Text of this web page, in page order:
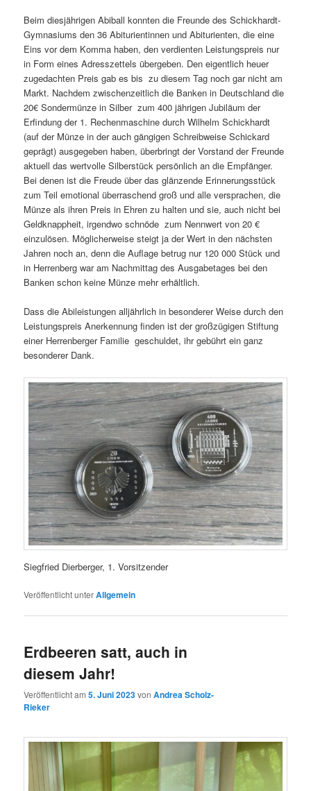
Beim diesjährigen Abiball konnten die Freunde des Schickhardt-
Gymnasiums den 36 Abiturientinnen und Abiturienten, die eine
Eins vor dem Komma haben, den verdienten Leistungspreis nur
in Form eines Adresszettels übergeben. Den eigentlich heuer
zugedachten Preis gab es bis zu diesem Tag noch gar nicht am
Markt. Nachdem zwischenzeitlich die Banken in Deutschland die
20€ Sondermünze in Silber zum 400 jährigen Jubiläum der
Erfindung der 1. Rechenmaschine durch Wilhelm Schickhardt
(auf der Münze in der auch gängigen Schreibweise Schickard
geprägt) ausgegeben haben, überbringt der Vorstand der Freunde
aktuell das wertvolle Silberstück persönlich an die Empfänger.
Bei denen ist die Freude über das glänzende Erinnerungsstück
zum Teil emotional überraschend groß und alle versprachen, die
Münze als ihren Preis in Ehren zu halten und sie, auch nicht bei
Geldknappheit, irgendwo schnöde zum Nennwert von 20 €
einzulösen. Möglicherweise steigt ja der Wert in den nächsten
Jahren noch an, denn die Auflage betrug nur 120 000 Stück und
in Herrenberg war am Nachmittag des Ausgabetages bei den
Banken schon keine Münze mehr erhältlich.
Dass die Abileistungen alljährlich in besonderer Weise durch den
Leistungspreis Anerkennung finden ist der großzügigen Stiftung
einer Herrenberger Familie geschuldet, ihr gebührt ein ganz
besonderer Dank.
Siegfried Dierberger, 1. Vorsitzender
Veröffentlicht unterAllgemein
Erdbeeren satt, auch in
diesem Jahr!
Veröffentlicht am5. Juni 2023vonAndrea Scholz-
Rieker